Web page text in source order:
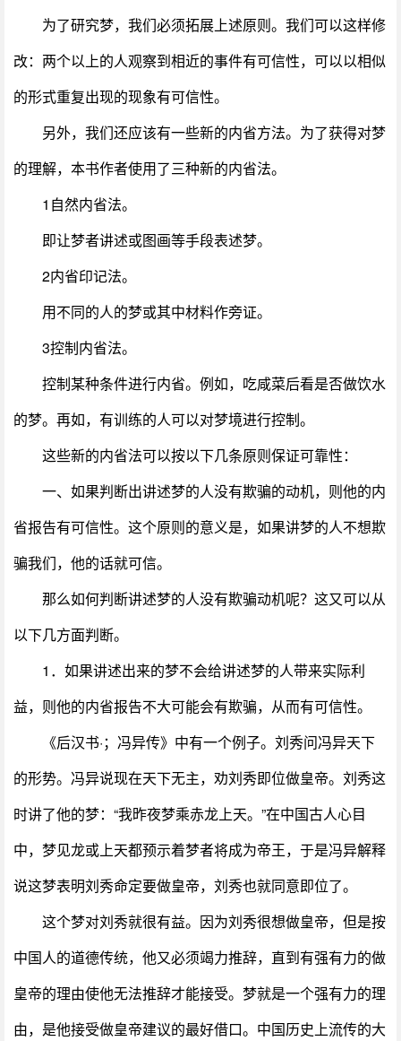
为了研究梦，我们必须拓展上述原则。我们可以这样修
改：两个以上的人观察到相近的事件有可信性，可以以相似
的形式重复出现的现象有可信性。
另外，我们还应该有一些新的内省方法。为了获得对梦
的理解，本书作者使用了三种新的内省法。
1自然内省法。
即让梦者讲述或图画等手段表述梦。
2内省印记法。
用不同的人的梦或其中材料作旁证。
3控制内省法。
控制某种条件进行内省。例如，吃咸菜后看是否做饮水
的梦。再如，有训练的人可以对梦境进行控制。
这些新的内省法可以按以下几条原则保证可靠性：
一、如果判断出讲述梦的人没有欺骗的动机，则他的内
省报告有可信性。这个原则的意义是，如果讲梦的人不想欺
骗我们，他的话就可信。
那么如何判断讲述梦的人没有欺骗动机呢？这又可以从
以下几方面判断。
1．如果讲述出来的梦不会给讲述梦的人带来实际利
益，则他的内省报告不大可能会有欺骗，从而有可信性。
《后汉书·；冯异传》中有一个例子。刘秀问冯异天下
的形势。冯异说现在天下无主，劝刘秀即位做皇帝。刘秀这
时讲了他的梦：“我昨夜梦乘赤龙上天。”在中国古人心目
中，梦见龙或上天都预示着梦者将成为帝王，于是冯异解释
说这梦表明刘秀命定要做皇帝，刘秀也就同意即位了。
这个梦对刘秀就很有益。因为刘秀很想做皇帝，但是按
中国人的道德传统，他又必须竭力推辞，直到有强有力的做
皇帝的理由使他无法推辞才能接受。梦就是一个强有力的理
由，是他接受做皇帝建议的最好借口。中国历史上流传的大